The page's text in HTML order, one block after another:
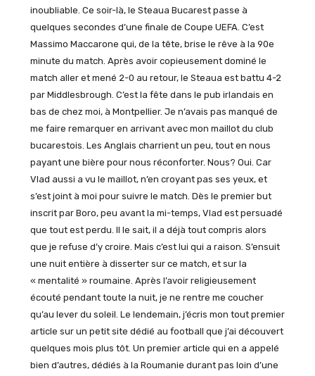
inoubliable. Ce soir-là, le Steaua Bucarest passe à
quelques secondes d’une finale de Coupe UEFA. C’est
Massimo Maccarone qui, de la tête, brise le rêve à la 90e
minute du match. Après avoir copieusement dominé le
match aller et mené 2-0 au retour, le Steaua est battu 4-2
par Middlesbrough. C’est la fête dans le pub irlandais en
bas de chez moi, à Montpellier. Je n’avais pas manqué de
me faire remarquer en arrivant avec mon maillot du club
bucarestois. Les Anglais charrient un peu, tout en nous
payant une bière pour nous réconforter. Nous? Oui. Car
Vlad aussi a vu le maillot, n’en croyant pas ses yeux, et
s’est joint à moi pour suivre le match. Dès le premier but
inscrit par Boro, peu avant la mi-temps, Vlad est persuadé
que tout est perdu. Il le sait, il a déjà tout compris alors
que je refuse d’y croire. Mais c’est lui qui a raison. S’ensuit
une nuit entière à disserter sur ce match, et sur la
« mentalité » roumaine. Après l’avoir religieusement
écouté pendant toute la nuit, je ne rentre me coucher
qu’au lever du soleil. Le lendemain, j’écris mon tout premier
article sur un petit site dédié au football que j’ai découvert
quelques mois plus tôt. Un premier article qui en a appelé
bien d’autres, dédiés à la Roumanie durant pas loin d’une